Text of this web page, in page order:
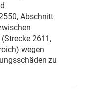
Abschnitt
2611,
wegen
zu